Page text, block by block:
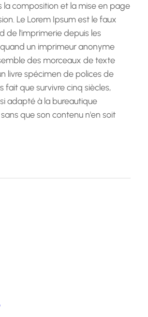
la composition et la mise en page
Le Lorem Ipsum est le faux
de l'imprimerie depuis les
un imprimeur anonyme
des morceaux de texte
livre spécimen de polices de
fait que survivre cinq siècles,
adapté à la bureautique
que son contenu n'en soit